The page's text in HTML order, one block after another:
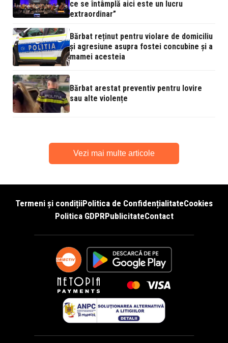
ce se întâmplă aici este un lucru
extraordinar”
Bărbat reținut pentru violare de domiciliu
și agresiune asupra fostei concubine și a
mamei acesteia
Bărbat arestat preventiv pentru lovire
sau alte violențe
Vezi mai multe articole
Termeni și condițiiPolitica de ConfidențialitateCookies
Politica GDPRPublicitateContact